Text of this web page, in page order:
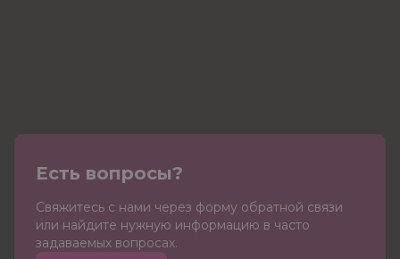
Есть вопросы?
Cвяжитесь с нами через форму обратной связи
или найдите нужную информацию в часто
задаваемых вопросах.